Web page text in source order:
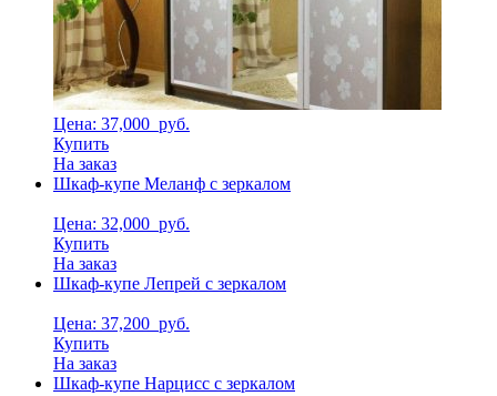
Цена: 37,000 руб.
Купить
На заказ
Шкаф-купе Меланф с зеркалом
Цена: 32,000 руб.
Купить
На заказ
Шкаф-купе Лепрей с зеркалом
Цена: 37,200 руб.
Купить
На заказ
Шкаф-купе Нарцисс с зеркалом